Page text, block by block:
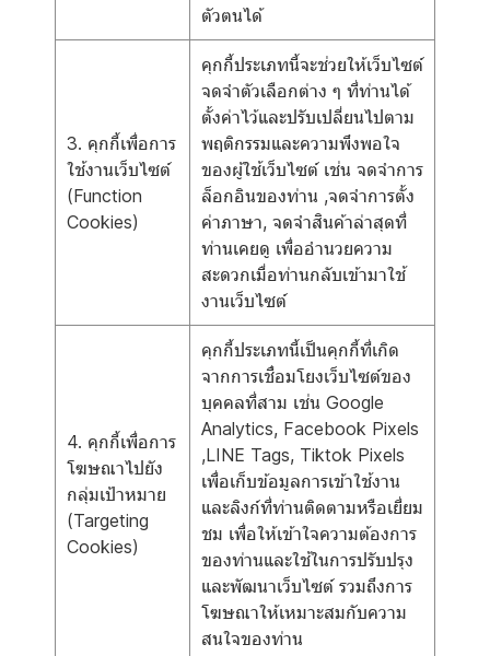
ตัวตนได้
3. คุกกี้เพื่อการ
ใช้งานเว็บไซต์
(Function
Cookies)
คุกกี้ประเภทนี้จะช่วยให้เว็บไซต์
จดจำตัวเลือกต่าง ๆ ที่ท่านได้
ตั้งค่าไว้และปรับเปลี่ยนไปตาม
พฤติกรรมและความพึงพอใจ
ของผู้ใช้เว็บไซต์ เช่น จดจำการ
ล็อกอินของท่าน ,จดจำการตั้ง
ค่าภาษา, จดจำสินค้าล่าสุดที่
ท่านเคยดู เพื่ออำนวยความ
สะดวกเมื่อท่านกลับเข้ามาใช้
งานเว็บไซต์
4. คุกกี้เพื่อการ
โฆษณาไปยัง
กลุ่มเป้าหมาย
(Targeting
Cookies)
คุกกี้ประเภทนี้เป็นคุกกี้ที่เกิด
จากการเชื่อมโยงเว็บไซต์ของ
บุคคลที่สาม เช่น Google
Analytics, Facebook Pixels
,LINE Tags, Tiktok Pixels
เพื่อเก็บข้อมูลการเข้าใช้งาน
และลิงก์ที่ท่านติดตามหรือเยี่ยม
ชม เพื่อให้เข้าใจความต้องการ
ของท่านและใช้ในการปรับปรุง
และพัฒนาเว็บไซต์ รวมถึงการ
โฆษณาให้เหมาะสมกับความ
สนใจของท่าน